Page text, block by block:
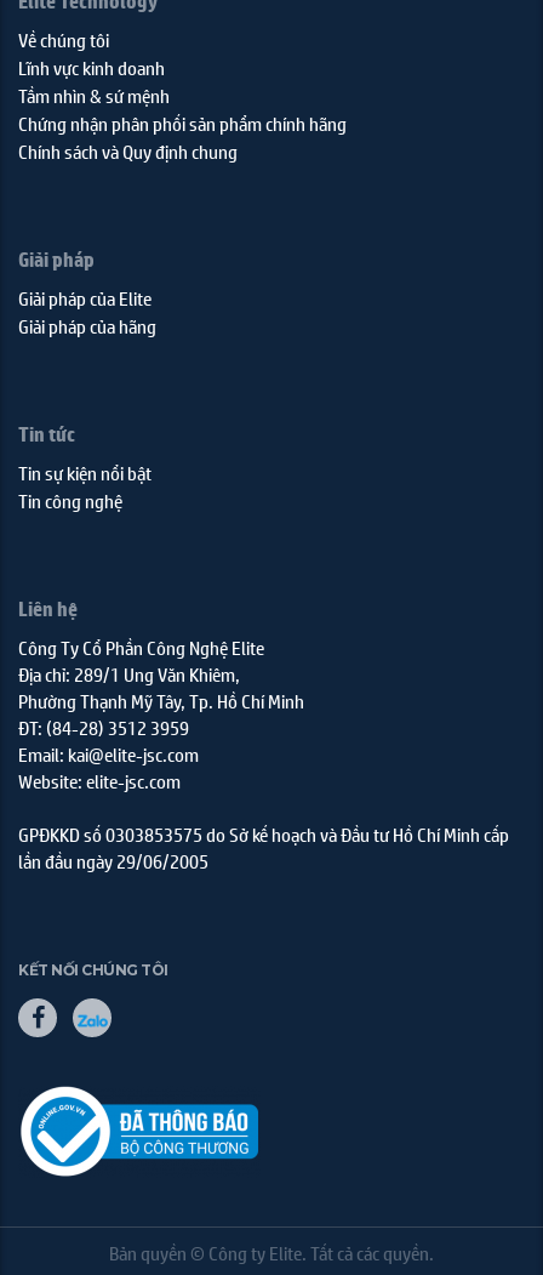
Về chúng tôi
Lĩnh vực kinh doanh
Tầm nhìn & sứ mệnh
Chứng nhận phân phối sản phẩm chính hãng
Chính sách và Quy định chung
Giải pháp
Giải pháp của Elite
Giải pháp của hãng
Tin tức
Tin sự kiện nổi bật
Tin công nghệ
Liên hệ
Công Ty Cổ Phần Công Nghệ Elite
Địa chỉ: 289/1 Ung Văn Khiêm,
Phường Thạnh Mỹ Tây, Tp. Hồ Chí Minh
ĐT: (84-28) 3512 3959
Email: kai@elite-jsc.com
Website: elite-jsc.com
GPĐKKD số 0303853575 do Sở kế hoạch và Đầu tư Hồ Chí Minh cấp
lần đầu ngày 29/06/2005
KẾT NỐI CHÚNG TÔI
Bản quyền © Công ty Elite. Tất cả các quyền.